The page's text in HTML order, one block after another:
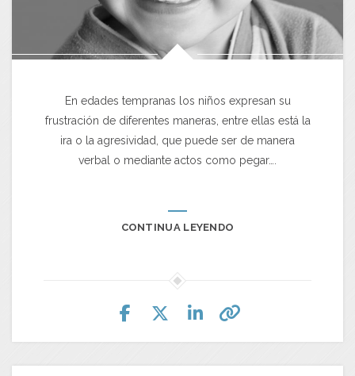
En edades tempranas los niños expresan su
frustración de diferentes maneras, entre ellas está la
ira o la agresividad, que puede ser de manera
verbal o mediante actos como pegar….
CONTINUA LEYENDO